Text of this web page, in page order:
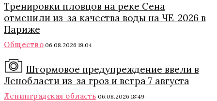
Тренировки пловцов на реке Сена
отменили из-за качества воды на ЧЕ-2026 в
Париже
Общество 06.08.2026 19:04
Штормовое предупреждение ввели в
Ленобласти из-за гроз и ветра 7 августа
Ленинградская область 06.08.2026 18:49